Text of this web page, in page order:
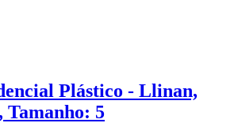
Plástico - Llinan,
Tamanho: 5